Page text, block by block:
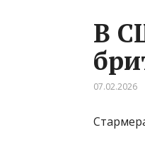
В
07.02.2026